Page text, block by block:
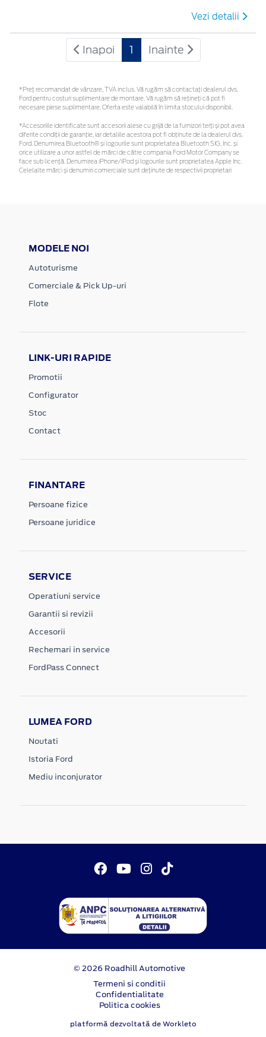
Vezi detalii
Inapoi 1 Inainte
*Preţ recomandat de vânzare, TVA inclus. Vă rugăm să contactaţi dealerul dvs.
Ford pentru costuri suplimentare de montare. Vă rugăm să rețineți că pot fi
necesare piese suplimentare. Oferta este valabilă în limita stocului disponibil.
*Accesoriile identificate sunt accesorii alese cu grijă de la furnizori terți și pot avea
diferite condiții de garanție, iar detaliile acestora pot fi obținute de la dealerul dvs.
Ford. Denumirea Bluetooth® și logourile sunt proprietatea Bluetooth SIG, Inc. și
orice utilizare a unor astfel de mărci de către compania Ford Motor Company se
face sub licență. Denumirea iPhone/iPod și logourile sunt proprietatea Apple Inc.
Celelalte mărci și denumiri comerciale sunt deținute de respectivii proprietari
MODELE NOI
Autoturisme
Comerciale & Pick Up-uri
Flote
LINK-URI RAPIDE
Promotii
Configurator
Stoc
Contact
FINANTARE
Persoane fizice
Persoane juridice
SERVICE
Operatiuni service
Garantii si revizii
Accesorii
Rechemari in service
FordPass Connect
LUMEA FORD
Noutati
Istoria Ford
Mediu inconjurator
© 2026 Roadhill Automotive
Termeni si conditii
Confidentialitate
Politica cookies
platformă dezvoltată de Workleto